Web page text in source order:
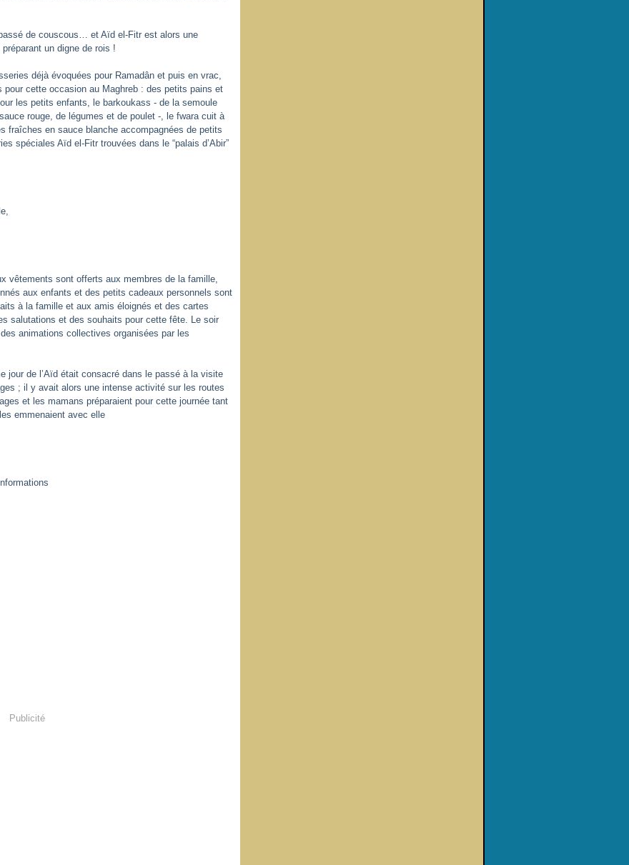
de couscous… et Aïd el-Fitr est alors une
un digne de rois !
déjà évoquées pour Ramadân et puis en vrac,
cette occasion au Maghreb : des petits pains et
les petits enfants, le barkoukass - de la semoule
rouge, de légumes et de poulet -, le fwara cuit à
fraîches en sauce blanche accompagnées de petits
spéciales Aïd el-Fitr trouvées dans le “palais d’Abir”
vêtements sont offerts aux membres de la famille,
aux enfants et des petits cadeaux personnels sont
à la famille et aux amis éloignés et des cartes
salutations et des souhaits pour cette fête. Le soir
animations collectives organisées par les
jour de l’Aïd était consacré dans le passé à la visite
; il y avait alors une intense activité sur les routes
et les mamans préparaient pour cette journée tant
emmenaient avec elle
Publicité